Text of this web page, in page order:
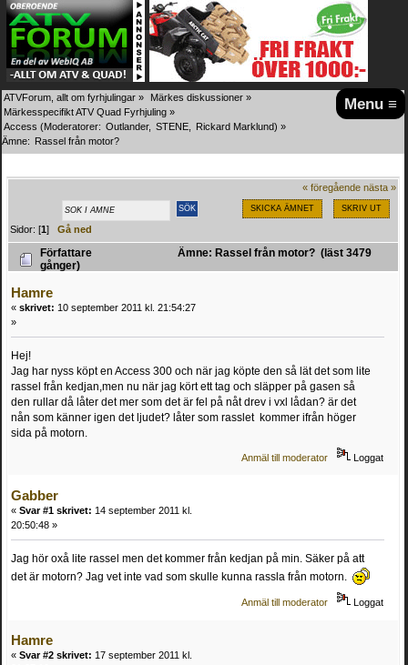
Menu ≡
ATVForum, allt om fyrhjulingar » Märkes diskussioner »
Märkesspecifikt ATV Quad Fyrhjuling »
Access (Moderatorer: Outlander, STENE Rickard Marklund) »
Ämne: Rassel från motor?
« föregående nästa »
SKICKA ÄMNET SKRIV UT
Sidor: [1]Gå ned
Författare
Ämne: Rassel från motor? (läst 3479
gånger)
Hamre
« skrivet: 10 september 2011 kl. 21:54:27
»
Hej!
Jag har nyss köpt en Access 300 och när jag köpte den så lät det som lite
rassel från kedjan,men nu när jag kört ett tag och släpper på gasen så
den rullar då låter det mer som det är fel på nåt drev i vxl lådan? är det
nån som känner igen det ljudet? låter som rasslet kommer ifrån höger
sida på motorn.
Anmäl till moderator Loggat
Gabber
« Svar #1 skrivet: 14 september 2011 kl.
20:50:48 »
Jag hör oxå lite rassel men det kommer från kedjan på min. Säker på att
det är motorn? Jag vet inte vad som skulle kunna rassla från motorn.
Anmäl till moderator Loggat
Hamre
« Svar #2 skrivet: 17 september 2011 kl.